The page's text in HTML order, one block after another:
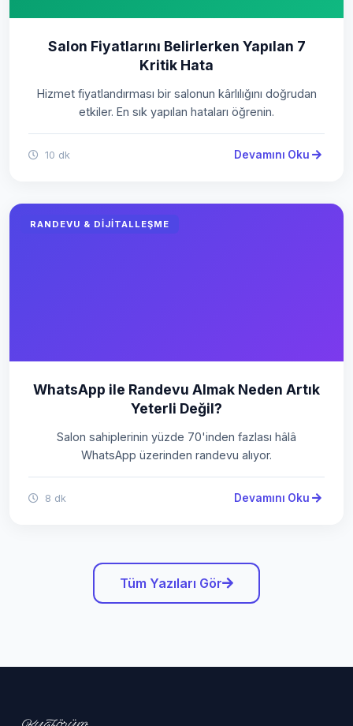
Salon Fiyatlarını Belirlerken Yapılan 7
Kritik Hata
Hizmet fiyatlandırması bir salonun kârlılığını doğrudan
etkiler. En sık yapılan hataları öğrenin.
10 dk Devamını Oku
RANDEVU & DIJITALLEŞME
WhatsApp ile Randevu Almak Neden Artık
Yeterli Değil?
Salon sahiplerinin yüzde 70'inden fazlası hâlâ
WhatsApp üzerinden randevu alıyor.
8 dk Devamını Oku
Tüm Yazıları Gör